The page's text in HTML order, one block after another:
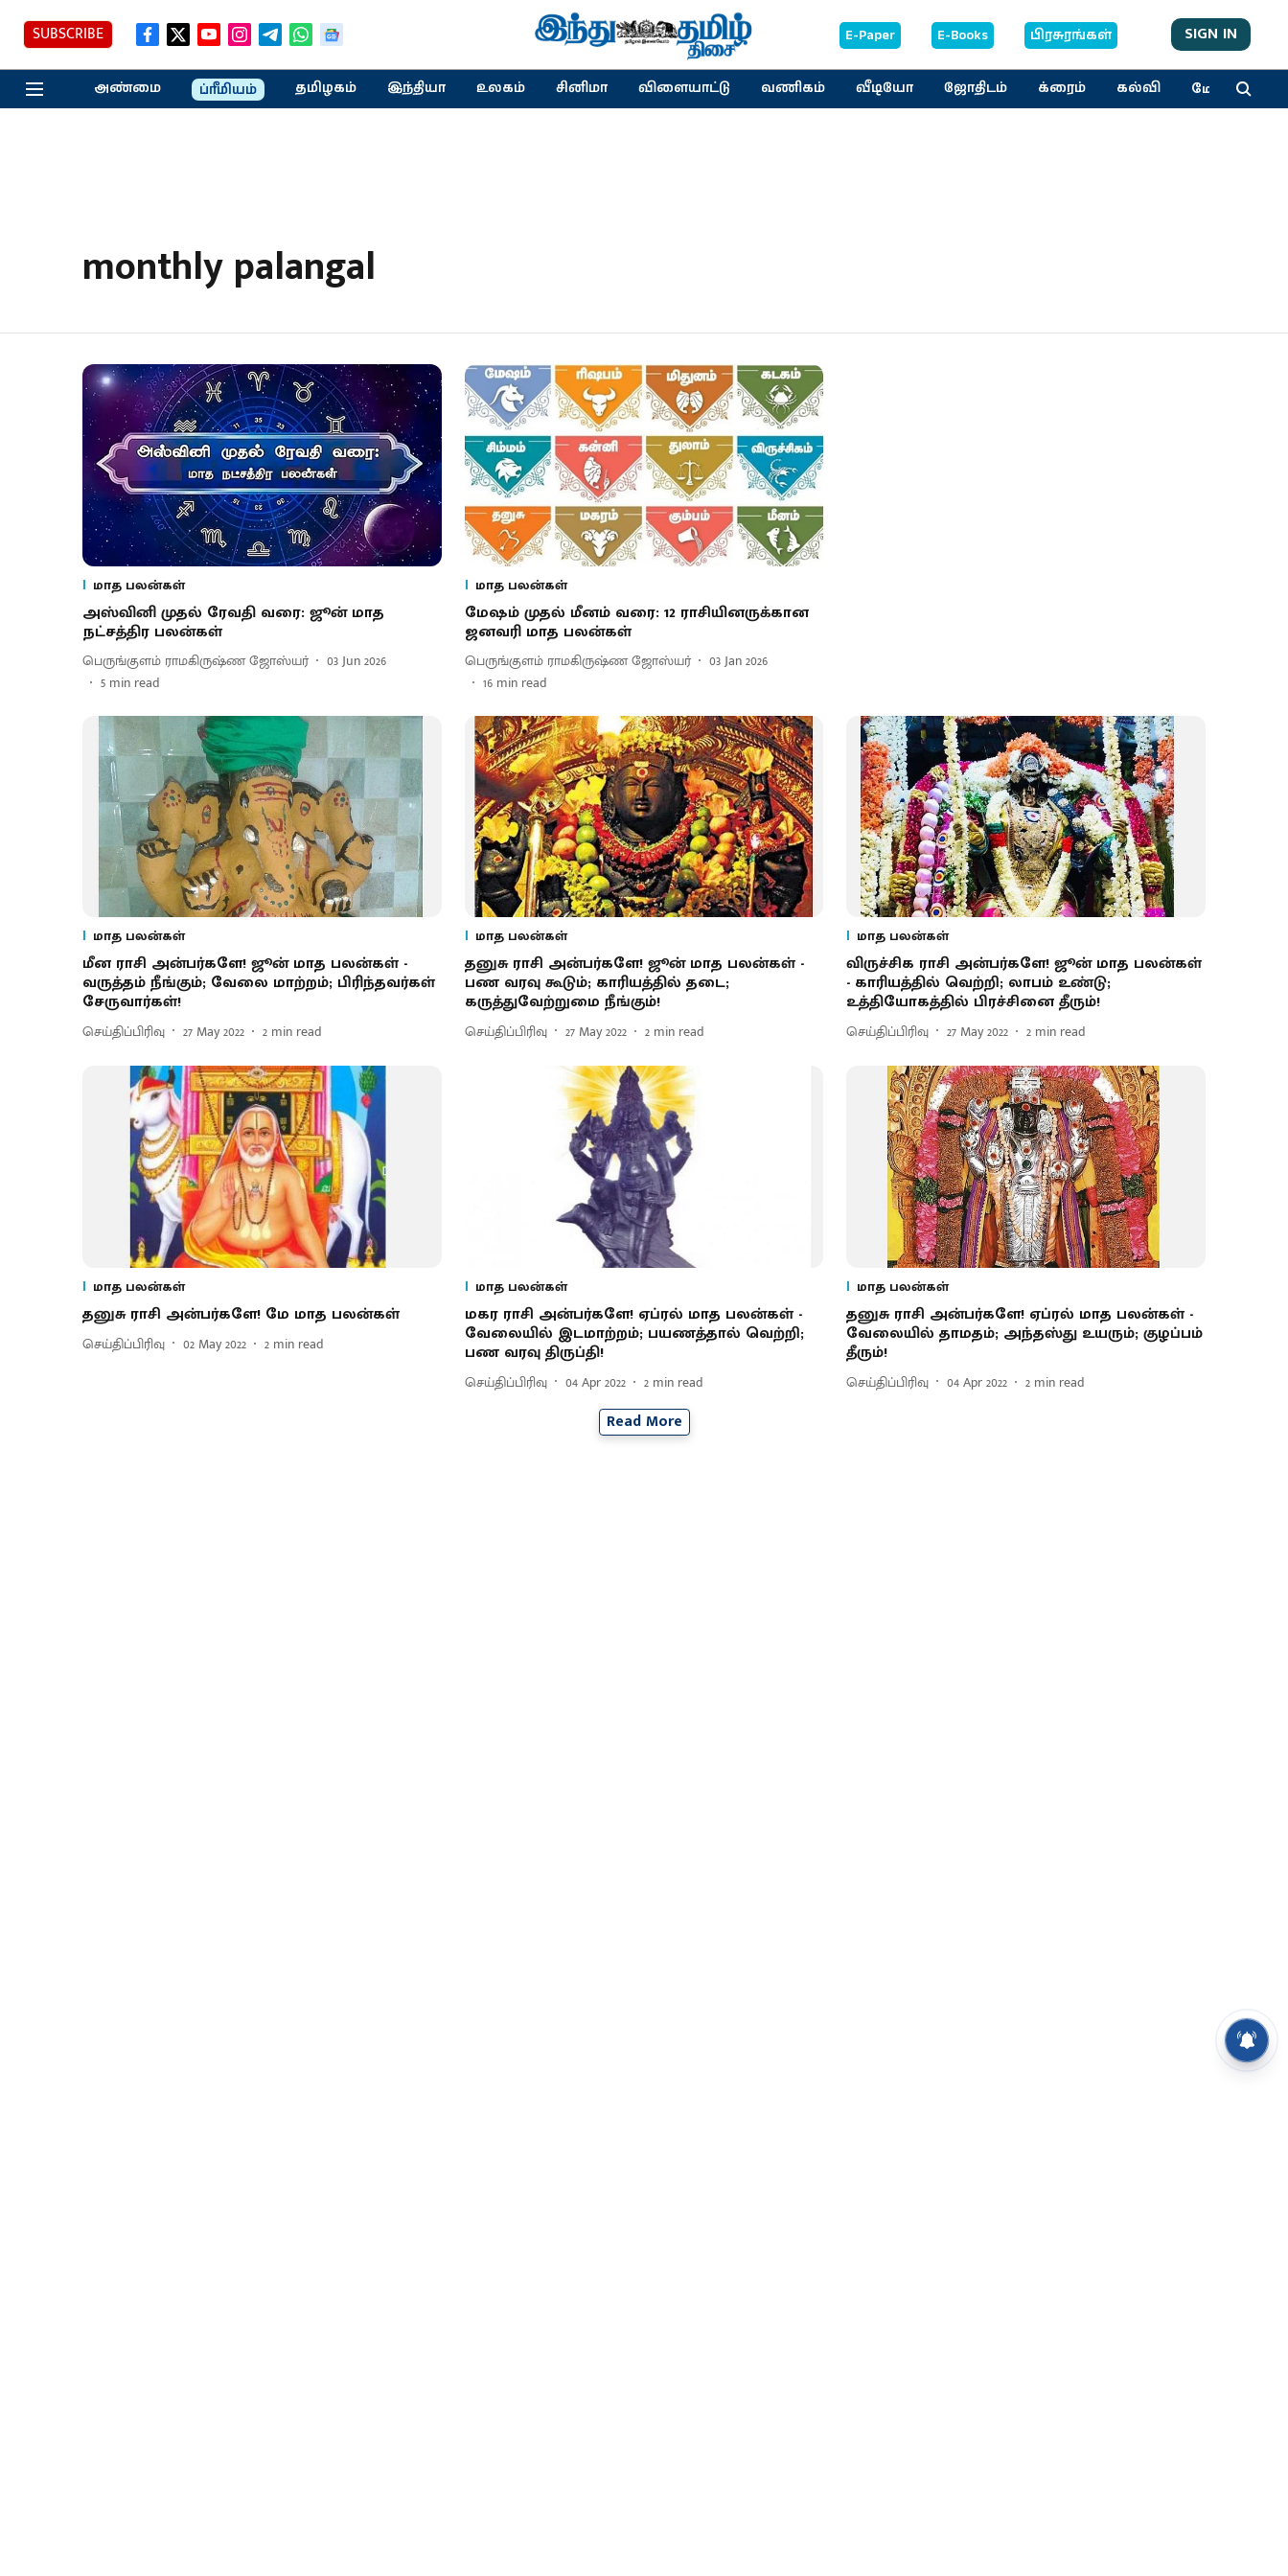
SUBSCRIBE E-Paper E-Books பிரசுரங்கள் SIGN IN
அண்மை ப்ரீமியம் தமிழகம் இந்தியா உலகம் சினிமா விளையாட்டு வணிகம் வீடியோ ஜோதிடம் க்ரைம் கல்வி மேலும்
monthly palangal
மாத பலன்கள்
அஸ்வினி முதல் ரேவதி வரை: ஜூன் மாத
நட்சத்திர பலன்கள்
பெருங்குளம் ராமகிருஷ்ண ஜோஸ்யர்
03 Jun 2026
5 min read
மாத பலன்கள்
மேஷம் முதல் மீனம் வரை: 12 ராசியினருக்கான
ஜனவரி மாத பலன்கள்
பெருங்குளம் ராமகிருஷ்ண ஜோஸ்யர்
03 Jan 2026
16 min read
மாத பலன்கள்
மீன ராசி அன்பர்களே! ஜூன் மாத பலன்கள் -
வருத்தம் நீங்கும்; வேலை மாற்றம்; பிரிந்தவர்கள்
சேருவார்கள்!
செய்திப்பிரிவு 27 May 2022 2 min read
மாத பலன்கள்
தனுசு ராசி அன்பர்களே! ஜூன் மாத பலன்கள் -
பண வரவு கூடும்; காரியத்தில் தடை;
கருத்துவேற்றுமை நீங்கும்!
செய்திப்பிரிவு 27 May 2022 2 min read
மாத பலன்கள்
விருச்சிக ராசி அன்பர்களே! ஜூன் மாத பலன்கள்
- காரியத்தில் வெற்றி; லாபம் உண்டு;
உத்தியோகத்தில் பிரச்சினை தீரும்!
செய்திப்பிரிவு 27 May 2022 2 min read
மாத பலன்கள்
தனுசு ராசி அன்பர்களே! மே மாத பலன்கள்
செய்திப்பிரிவு 02 May 2022 2 min read
மாத பலன்கள்
மகர ராசி அன்பர்களே! ஏப்ரல் மாத பலன்கள் -
வேலையில் இடமாற்றம்; பயணத்தால் வெற்றி;
பண வரவு திருப்தி!
செய்திப்பிரிவு 04 Apr 2022 2 min read
மாத பலன்கள்
தனுசு ராசி அன்பர்களே! ஏப்ரல் மாத பலன்கள் -
வேலையில் தாமதம்; அந்தஸ்து உயரும்; குழப்பம்
தீரும்!
செய்திப்பிரிவு 04 Apr 2022 2 min read
Read More